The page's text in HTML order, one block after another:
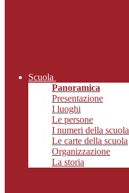
Scuola
Panoramica
Presentazione
I luoghi
Le persone
I numeri della scuola
Le carte della scuola
Organizzazione
La storia